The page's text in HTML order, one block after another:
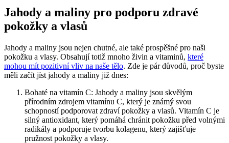
Jahody a maliny pro podporu zdravé
pokožky a vlasů
Jahody a maliny jsou nejen chutné, ale také prospěšné pro naši
pokožku a vlasy. Obsahují totiž mnoho živin a vitaminů, které
mohou mít pozitivní vliv na naše tělo. Zde je pár důvodů, proč byste
měli začít jíst jahody a maliny již dnes:
Bohaté na vitamín C: Jahody a maliny jsou skvělým
přírodním zdrojem vitamínu C, který je známý svou
schopností podporovat zdraví pokožky a vlasů. Vitamín C je
silný antioxidant, který pomáhá chránit pokožku před volnými
radikály a podporuje tvorbu kolagenu, který zajišťuje
pružnost pokožky a vlasy.